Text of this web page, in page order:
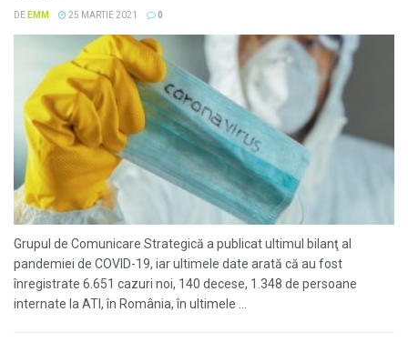
DE EMM 25 MARTIE 2021 0
Grupul de Comunicare Strategică a publicat ultimul bilanţ al
pandemiei de COVID-19, iar ultimele date arată că au fost
înregistrate 6.651 cazuri noi, 140 decese, 1.348 de persoane
internate la ATI, în România, în ultimele ...